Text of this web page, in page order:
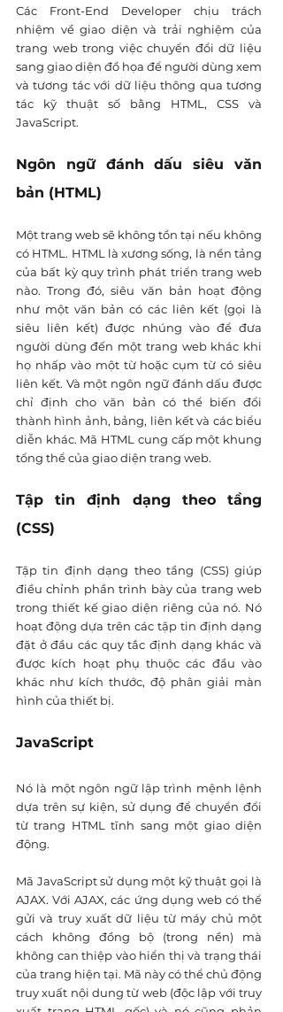
Các Front-End Developer chịu trách
nhiệm về giao diện và trải nghiệm của
trang web trong việc chuyển đổi dữ liệu
sang giao diện đồ họa để người dùng xem
và tương tác với dữ liệu thông qua tương
tác kỹ thuật số bằng HTML, CSS và
JavaScript.
Ngôn ngữ đánh dấu siêu văn
bản (HTML)
Một trang web sẽ không tồn tại nếu không
có HTML. HTML là xương sống, là nền tảng
của bất kỳ quy trình phát triển trang web
nào. Trong đó, siêu văn bản hoạt động
như một văn bản có các liên kết (gọi là
siêu liên kết) được nhúng vào để đưa
người dùng đến một trang web khác khi
họ nhấp vào một từ hoặc cụm từ có siêu
liên kết. Và một ngôn ngữ đánh dấu được
chỉ định cho văn bản có thể biến đổi
thành hình ảnh, bảng, liên kết và các biểu
diễn khác. Mã HTML cung cấp một khung
tổng thể của giao diện trang web.
Tập tin định dạng theo tầng
(CSS)
Tập tin định dạng theo tầng (CSS) giúp
điều chỉnh phần trình bày của trang web
trong thiết kế giao diện riêng của nó. Nó
hoạt động dựa trên các tập tin định dạng
đặt ở đầu các quy tắc định dạng khác và
được kích hoạt phụ thuộc các đầu vào
khác như kích thước, độ phân giải màn
hình của thiết bị.
JavaScript
Nó là một ngôn ngữ lập trình mệnh lệnh
dựa trên sự kiện, sử dụng để chuyển đổi
từ trang HTML tĩnh sang một giao diện
động.
Mã JavaScript sử dụng một kỹ thuật gọi là
AJAX. Với AJAX, các ứng dụng web có thể
gửi và truy xuất dữ liệu từ máy chủ một
cách không đồng bộ (trong nền) mà
không can thiệp vào hiển thị và trạng thái
của trang hiện tại. Mã này có thể chủ động
truy xuất nội dung từ web (độc lập với truy